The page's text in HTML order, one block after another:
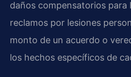
daños compensatorios para
reclamos por lesiones
monto de un acuerdo o
los hechos específicos de